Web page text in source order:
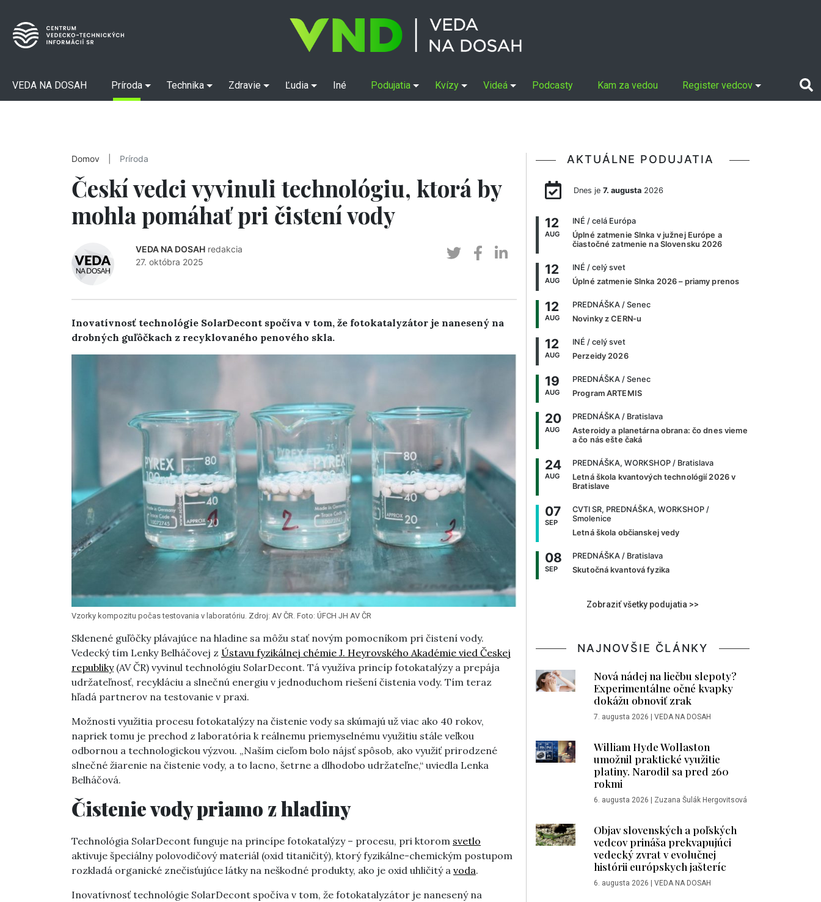
VEDA NA DOSAH Príroda Technika Zdravie Ľudia Iné Podujatia Kvízy Videá Podcasty Kam za vedou Register vedcov
Domov Príroda
Českí vedci vyvinuli technológiu, ktorá by
mohla pomáhať pri čistení vody
VEDA NA DOSAH redakcia
27. októbra 2025
Inovatívnosť technológie SolarDecont spočíva v tom, že fotokatalyzátor je nanesený na
drobných guľôčkach z recyklovaného penového skla.
Vzorky kompozitu počas testovania v laboratóriu. Zdroj: AV ČR. Foto: ÚFCH JH AV ČR
Sklenené guľôčky plávajúce na hladine sa môžu stať novým pomocníkom pri čistení vody.
Vedecký tím Lenky Belháčovej z Ústavu fyzikálnej chémie J. Heyrovského Akadémie vied Českej
republiky(AV ČR) vyvinul technológiu SolarDecont. Tá využíva princíp fotokatalýzy a prepája
udržateľnosť, recykláciu a slnečnú energiu v jednoduchom riešení čistenia vody. Tím teraz
hľadá partnerov na testovanie v praxi.
Možnosti využitia procesu fotokatalýzy na čistenie vody sa skúmajú už viac ako 40 rokov,
napriek tomu je prechod z laboratória k reálnemu priemyselnému využitiu stále veľkou
odbornou a technologickou výzvou. „Naším cieľom bolo nájsť spôsob, ako využiť prirodzené
slnečné žiarenie na čistenie vody, a to lacno, šetrne a dlhodobo udržateľne,“ uviedla Lenka
Belháčová.
Čistenie vody priamo z hladiny
Technológia SolarDecont funguje na princípe fotokatalýzy – procesu, pri ktorom svetlo
aktivuje špeciálny polovodičový materiál (oxid titaničitý), ktorý fyzikálne-chemickým postupom
rozkladá organické znečisťujúce látky na neškodné produkty, ako je oxid uhličitý a voda.
Inovatívnosť technológie SolarDecont spočíva v tom, že fotokatalyzátor je nanesený na
AKTUÁLNE PODUJATIA
Dnes je 7. augusta2026
12
AUG
INÉ / celá Európa
Úplné zatmenie Slnka v južnej Európe a
čiastočné zatmenie na Slovensku 2026
12
AUG
INÉ / celý svet
Úplné zatmenie Slnka 2026 – priamy prenos
12
AUG
PREDNÁŠKA / Senec
Novinky z CERN-u
12
AUG
INÉ / celý svet
Perzeidy 2026
19
AUG
PREDNÁŠKA / Senec
Program ARTEMIS
20
AUG
PREDNÁŠKA / Bratislava
Asteroidy a planetárna obrana: čo dnes vieme
a čo nás ešte čaká
24
AUG
PREDNÁŠKA, WORKSHOP / Bratislava
Letná škola kvantových technológií 2026 v
Bratislave
07
SEP
CVTI SR, PREDNÁŠKA, WORKSHOP /
Smolenice
Letná škola občianskej vedy
08
SEP
PREDNÁŠKA / Bratislava
Skutočná kvantová fyzika
Zobraziť všetky podujatia >>
NAJNOVŠIE ČLÁNKY
Nová nádej na liečbu slepoty?
Experimentálne očné kvapky
dokážu obnoviť zrak
7. augusta 2026 | VEDA NA DOSAH
William Hyde Wollaston
umožnil praktické využitie
platiny. Narodil sa pred 260
rokmi
6. augusta 2026 | Zuzana Šulák Hergovitsová
Objav slovenských a poľských
vedcov prináša prekvapujúci
vedecký zvrat v evolučnej
histórii európskych jašteríc
6. augusta 2026 | VEDA NA DOSAH